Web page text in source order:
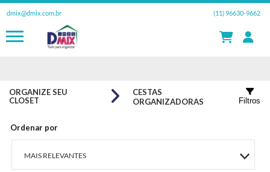
dmix@dmix.com.br (11) 96630-9662
ORGANIZE SEU
CLOSET
CESTAS
ORGANIZADORAS
Ordenar por
MAIS RELEVANTES
Filtros